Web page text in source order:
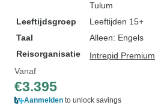
Tulum
Leeftijdsgroep
Leeftijden 15+
Taal
Alleen: Engels
Reisorganisatie
Intrepid Premium
Vanaf
€3.395
Aanmelden to unlock savings